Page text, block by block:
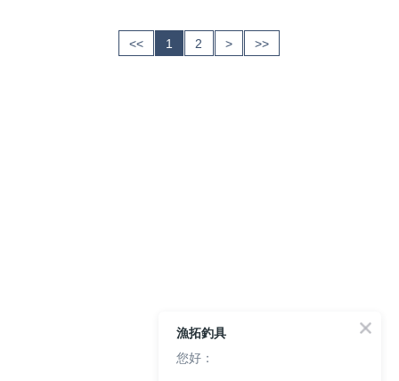
<< 1 2 > >>
漁拓釣具
您好：